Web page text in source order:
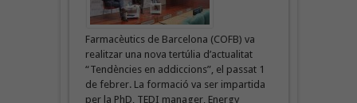
Farmacèutics de Barcelona (COFB) va
realitzar una nova tertúlia d’actualitat
“Tendències en addiccions”, el passat 1
de febrer. La formació va ser impartida
per la PhD, TEDI manager, Energy